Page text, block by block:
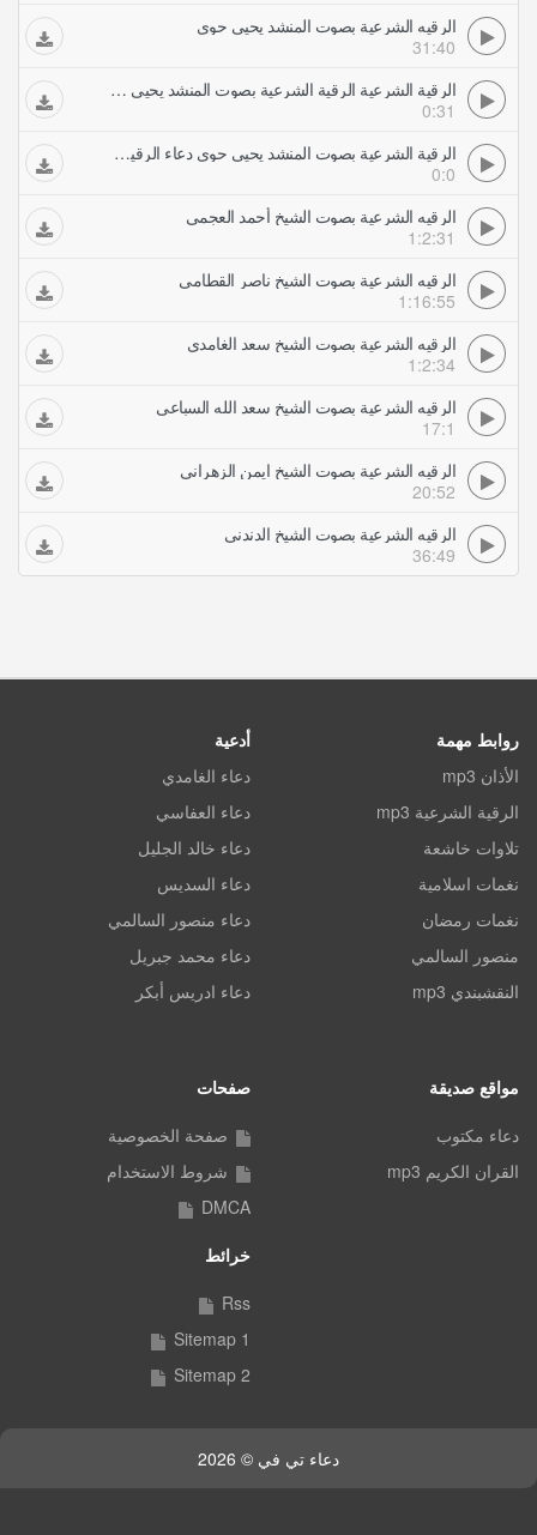
الرقيه الشرعية بصوت المنشد يحيى حوى
31:40
الرقية الشرعية الرقية الشرعية بصوت المنشد يحيى حوى
0:31
الرقية الشرعية بصوت المنشد يحيى حوى دعاء الرقية الشرعية
0:0
الرقيه الشرعية بصوت الشيخ أحمد العجمي
1:2:31
الرقيه الشرعية بصوت الشيخ ناصر القطامي
1:16:55
الرقيه الشرعية بصوت الشيخ سعد الغامدي
1:2:34
الرقيه الشرعية بصوت الشيخ سعد الله السباعي
17:1
الرقيه الشرعية بصوت الشيخ ايمن الزهراني
20:52
الرقيه الشرعية بصوت الشيخ الدندني
36:49
روابط مهمة
الأذان mp3
الرقية الشرعية mp3
تلاوات خاشعة
نغمات اسلامية
نغمات رمضان
منصور السالمي
النقشبندي mp3
أدعية
دعاء الغامدي
دعاء العفاسي
دعاء خالد الجليل
دعاء السديس
دعاء منصور السالمي
دعاء محمد جبريل
دعاء ادريس أبكر
مواقع صديقة
دعاء مكتوب
القران الكريم mp3
صفحات
صفحة الخصوصية
شروط الاستخدام
DMCA
خرائط
Rss
Sitemap 1
Sitemap 2
دعاء تي في © 2026